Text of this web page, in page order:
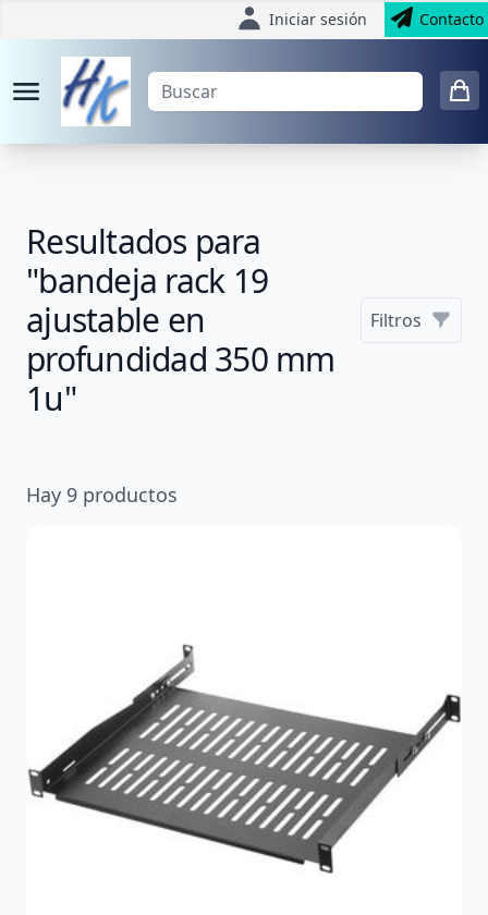
Iniciar sesión Contacto
Resultados para
"bandeja rack 19
ajustable en
profundidad 350 mm
1u"
Filtros
Hay 9 productos